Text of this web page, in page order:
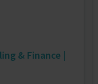
& Finance |